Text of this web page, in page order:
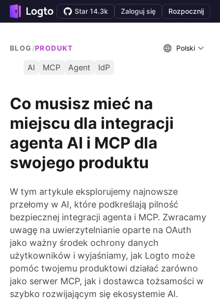
Star 14.3k Zaloguj się Rozpocznij
BLOG /PRODUKT Polski
AI MCP Agent IdP
Co musisz mieć na
miejscu dla integracji
agenta AI i MCP dla
swojego produktu
W tym artykule eksplorujemy najnowsze
przełomy w AI, które podkreślają pilność
bezpiecznej integracji agenta i MCP. Zwracamy
uwagę na uwierzytelnianie oparte na OAuth
jako ważny środek ochrony danych
użytkowników i wyjaśniamy, jak Logto może
pomóc twojemu produktowi działać zarówno
jako serwer MCP, jak i dostawca tożsamości w
szybko rozwijającym się ekosystemie AI.